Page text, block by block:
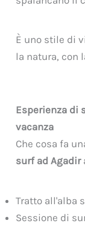
È uno stile di
la natura, con
Esperienza di
vacanza
Che cosa fa
surf ad Agadir
Tratto all'alba
Sessione di